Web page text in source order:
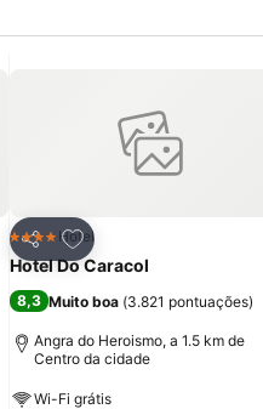
Partilhar
Adicionar aos favoritos
4 EstrelasHotel
Hotel Do Caracol
8,3 Muito boa (3.821 pontuações)
Angra do Heroismo, a 1.5 km de
Centro da cidade
Wi-Fi grátis